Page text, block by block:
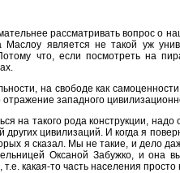
рассматривать вопрос о
Маслоу является не такой уж
что, если посмотреть на
на свободе как
отражение западного
на такого рода конструкции, надо
цивилизаций. И когда я
я сказал. Мы не такие, и дело
Оксаной Забужко, и она
какая-то часть населения